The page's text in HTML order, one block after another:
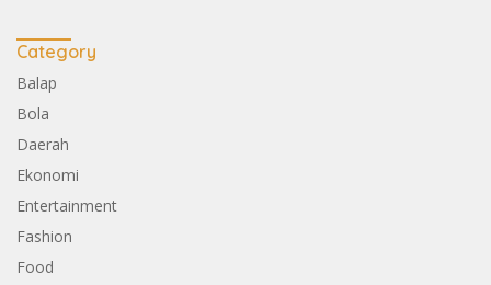
Category
Balap
Bola
Daerah
Ekonomi
Entertainment
Fashion
Food